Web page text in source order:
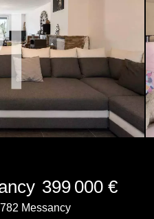
399 000 €
Messancy